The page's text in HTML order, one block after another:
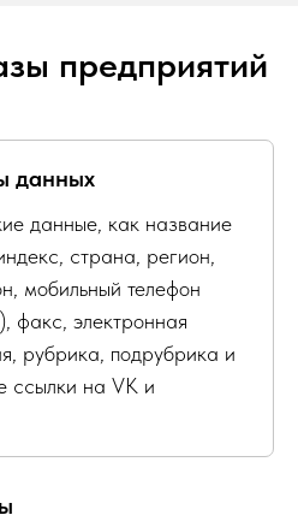
предприятий
данных
данные, как название
страна, регион,
мобильный телефон
факс, электронная
рубрика, подрубрика и
ссылки на VK и